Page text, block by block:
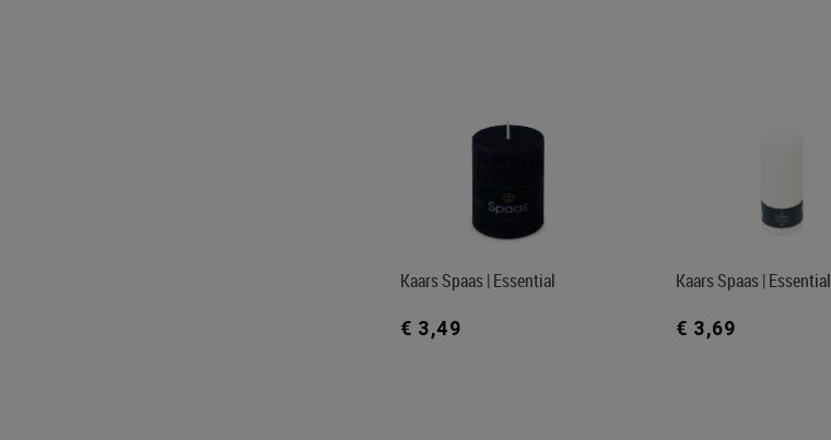
Kaars Spaas | Essential
€ 3,49
Kaars Spaas | Essential
€ 3,69